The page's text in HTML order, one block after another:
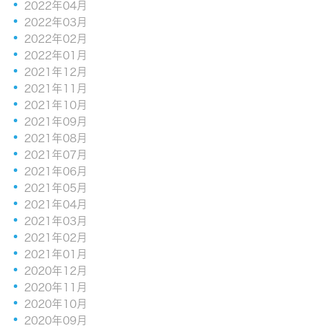
2022年04月
2022年03月
2022年02月
2022年01月
2021年12月
2021年11月
2021年10月
2021年09月
2021年08月
2021年07月
2021年06月
2021年05月
2021年04月
2021年03月
2021年02月
2021年01月
2020年12月
2020年11月
2020年10月
2020年09月